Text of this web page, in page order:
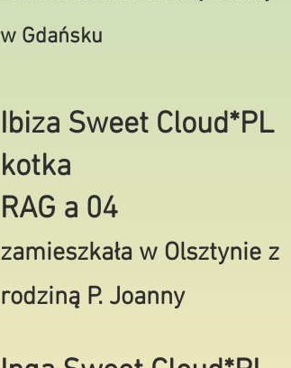
w Gdańsku
Ibiza Sweet Cloud*PL
kotka
RAG a 04
zamieszkała w Olsztynie z
rodziną P. Joanny